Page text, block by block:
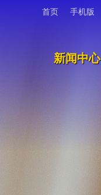
首页 手机版
新闻中心